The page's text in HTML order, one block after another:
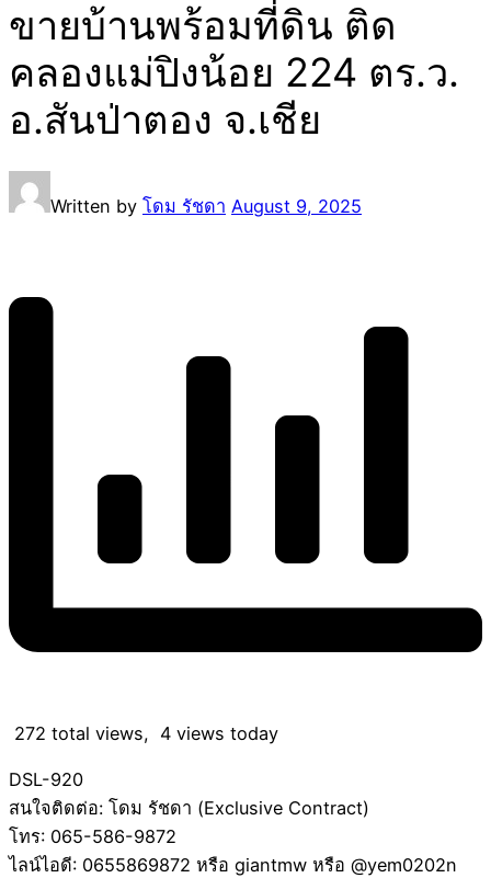
ขายบ้านพร้อมที่ดิน ติด
คลองแม่ปิงน้อย 224 ตร.ว.
อ.สันป่าตอง จ.เชีย
Written by โดม รัชดา August 9, 2025
272 total views, 4 views today
DSL-920
สนใจติดต่อ: โดม รัชดา (Exclusive Contract)
โทร: 065-586-9872
ไลน์ไอดี: 0655869872 หรือ giantmw หรือ @yem0202n